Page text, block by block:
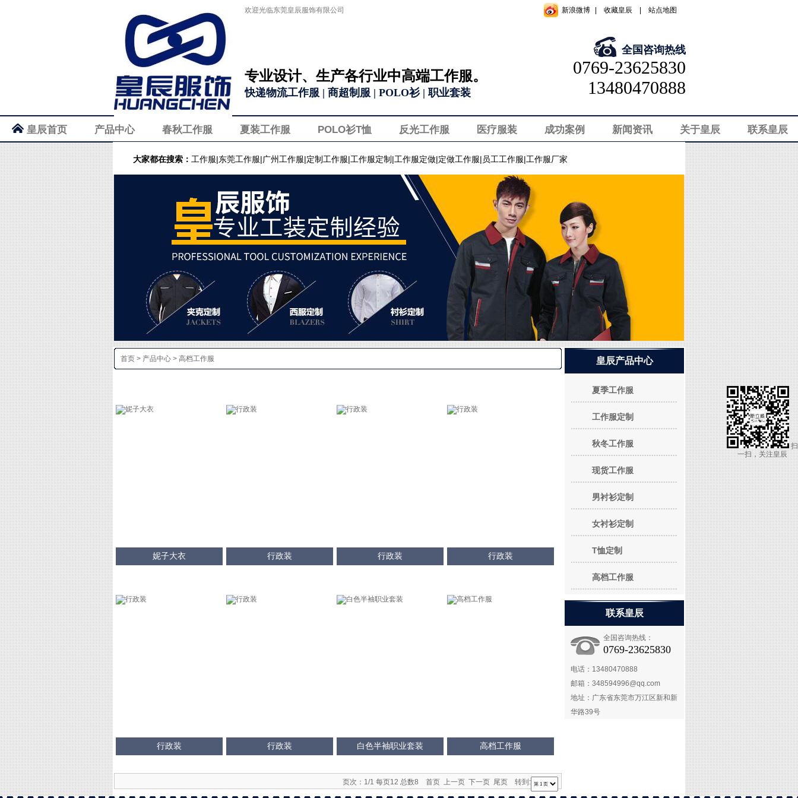
新浪微博 收藏皇辰 站点地图
欢迎光临东莞皇辰服饰有限公司
专业设计、生产各行业中高端工作服。
快递物流工作服 | 商超制服 | POLO衫 | 职业套装
全国咨询热线
0769-23625830
13480470888
皇辰首页 产品中心 春秋工作服 夏装工作服 POLO衫T恤 反光工作服 医疗服装 成功案例 新闻资讯 关于皇辰 联系皇辰
大家都在搜索： 工作服|东莞工作服|广州工作服|定制工作服|工作服定制|工作服定做|定做工作服|员工工作服|工作服厂家
首页 > 产品中心 > 高档工作服
妮子大衣 行政装 行政装 行政装
行政装 行政装 白色半袖职业套装 高档工作服
页次：1/1 每页12 总数8 首页 上一页 下一页 尾页 转到:
皇辰产品中心
夏季工作服
工作服定制
秋冬工作服
现货工作服
男衬衫定制
女衬衫定制
T恤定制
高档工作服
联系皇辰
全国咨询热线：
0769-23625830
电话：13480470888
邮箱：348594996@qq.com
地址：广东省东莞市万江区新和新
华路39号
扫
一扫，关注皇辰